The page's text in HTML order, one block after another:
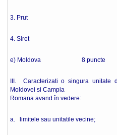
3. Prut c)
4. Siret d)
e) Moldova 8 puncte
III. Caracterizati o singura unitate
Moldovei si Campia
Romana avand în vedere:
a. limitele sau unitatile vecine;